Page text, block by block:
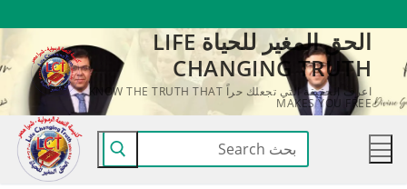
المحتوى
الحق المغير للحياة LIFE
CHANGING TRUTH
اعرف الحقيقة التي تجعلك حراً KNOW THE TRUTH THAT
MAKES YOU FREE
البحث
عن: